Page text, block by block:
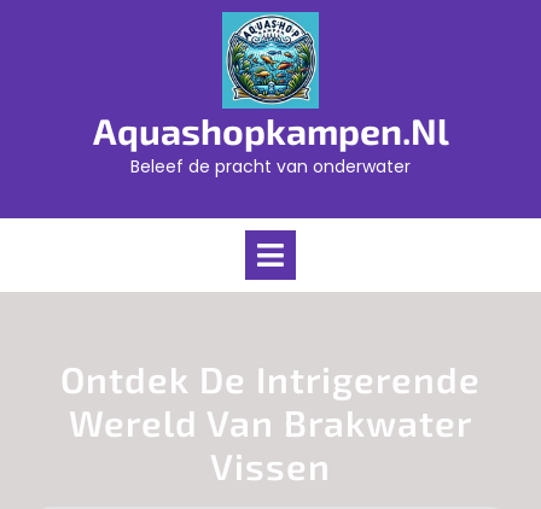
Aquashopkampen.nl
Beleef de pracht van onderwater
Open
Ontdek De Intrigerende
Wereld Van Brakwater
Vissen